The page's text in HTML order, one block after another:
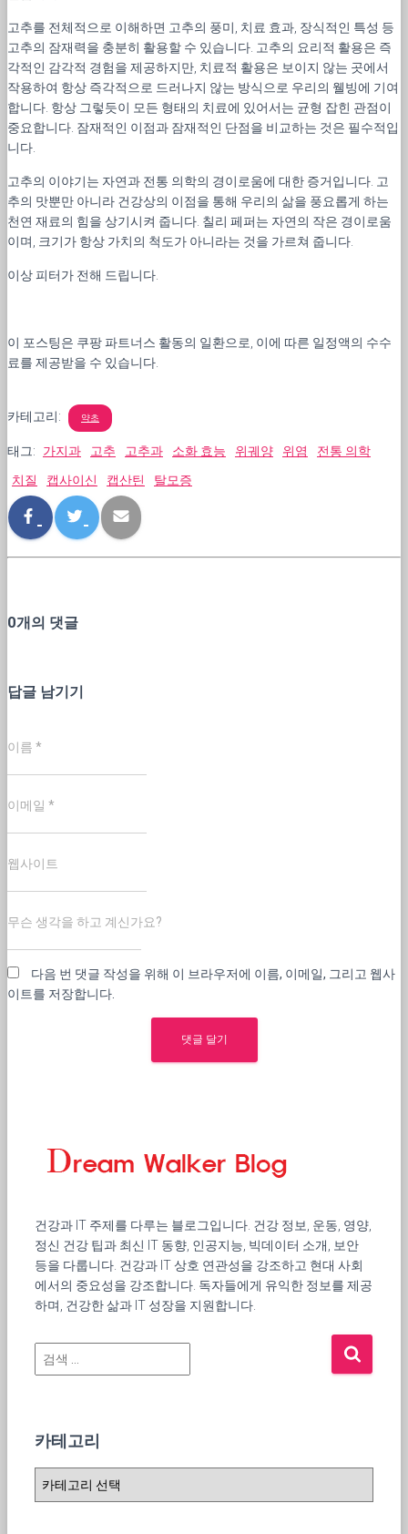
고추를 전체적으로 이해하면 고추의 풍미, 치료 효과, 장식적인 특성 등
고추의 잠재력을 충분히 활용할 수 있습니다. 고추의 요리적 활용은 즉
각적인 감각적 경험을 제공하지만, 치료적 활용은 보이지 않는 곳에서
작용하여 항상 즉각적으로 드러나지 않는 방식으로 우리의 웰빙에 기여
합니다. 항상 그렇듯이 모든 형태의 치료에 있어서는 균형 잡힌 관점이
중요합니다. 잠재적인 이점과 잠재적인 단점을 비교하는 것은 필수적입
니다.
고추의 이야기는 자연과 전통 의학의 경이로움에 대한 증거입니다. 고
추의 맛뿐만 아니라 건강상의 이점을 통해 우리의 삶을 풍요롭게 하는
천연 재료의 힘을 상기시켜 줍니다. 칠리 페퍼는 자연의 작은 경이로움
이며, 크기가 항상 가치의 척도가 아니라는 것을 가르쳐 줍니다.
이상 피터가 전해 드립니다.
이 포스팅은 쿠팡 파트너스 활동의 일환으로, 이에 따른 일정액의 수수
료를 제공받을 수 있습니다.
카테고리: 약초
태그: 가지과 고추 고추과 소화 효능 위궤양 위염
전통 의학
치질
캡사이신 캡산틴 탈모증
0개의 댓글
답글 남기기
이름 *
이메일 *
웹사이트
무슨 생각을 하고 계신가요?
다음 번 댓글 작성을 위해 이 브라우저에 이름, 이메일, 그리고 웹사
이트를 저장합니다.
건강과 IT 주제를 다루는 블로그입니다. 건강 정보, 운동, 영양,
정신 건강 팁과 최신 IT 동향, 인공지능, 빅데이터 소개, 보안
등을 다룹니다. 건강과 IT 상호 연관성을 강조하고 현대 사회
에서의 중요성을 강조합니다. 독자들에게 유익한 정보를 제공
하며, 건강한 삶과 IT 성장을 지원합니다.
검
색
카테고리